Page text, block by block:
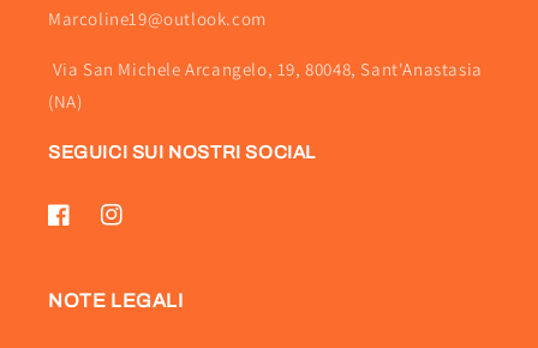
Marcoline19@outlook.com
Via San Michele Arcangelo, 19, 80048, Sant'Anastasia
(NA)
SEGUICI SUI NOSTRI SOCIAL
FacebookInstagram
NOTE LEGALI